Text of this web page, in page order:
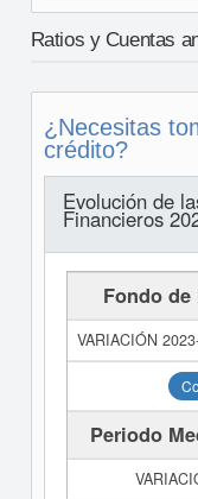
Ratios y Cuentas
¿Necesitas
crédito?
Evolución de
Financieros
Fondo
Periodo